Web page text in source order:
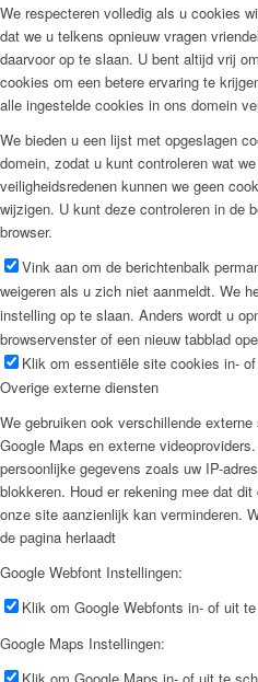
We respecteren volledig als u cookies
dat we u telkens opnieuw vragen
daarvoor op te slaan. U bent altijd vrij
cookies om een betere ervaring te
alle ingestelde cookies in ons domein
We bieden u een lijst met opgeslagen
domein, zodat u kunt controleren wat
veiligheidsredenen kunnen we geen
wijzigen. U kunt deze controleren in de
browser.
Vink aan om de berichtenbalk
weigeren als u zich niet aanmeldt. We
instelling op te slaan. Anders wordt u
browservenster of een nieuw tabblad
Klik om essentiële site cookies in-
Overige externe diensten
We gebruiken ook verschillende
Google Maps en externe
persoonlijke gegevens zoals uw IP-
blokkeren. Houd er rekening mee dat
onze site aanzienlijk kan verminderen.
de pagina herlaadt
Google Webfont Instellingen:
Klik om Google Webfonts in- of uit
Google Maps Instellingen: